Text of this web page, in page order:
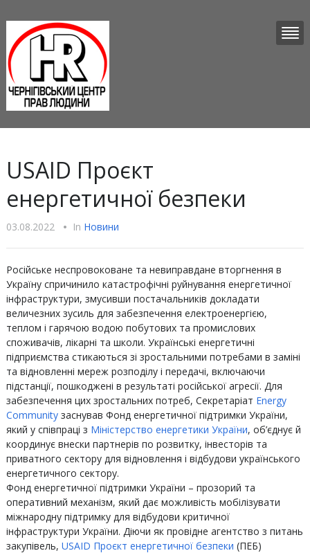
USAID Проєкт
енергетичної безпеки
03.08.2022 • In Новини
Російське неспровоковане та невиправдане вторгнення в
Україну спричинило катастрофічні руйнування енергетичної
інфраструктури, змусивши постачальників докладати
величезних зусиль для забезпечення електроенергією,
теплом і гарячою водою побутових та промислових
споживачів, лікарні та школи. Українські енергетичні
підприємства стикаються зі зростальними потребами в заміні
та відновленні мереж розподілу і передачі, включаючи
підстанції, пошкоджені в результаті російської агресії. Для
забезпечення цих зростальних потреб, Секретаріат Energy
Communityзаснував Фонд енергетичної підтримки України,
який у співпраці з Міністерство енергетики України, об’єднує й
координує внески партнерів по розвитку, інвесторів та
приватного сектору для відновлення і відбудови українського
енергетичного сектору.
Фонд енергетичної підтримки України – прозорий та
оперативний механізм, який дає можливість мобілізувати
міжнародну підтримку для відбудови критичної
інфраструктури України. Діючи як провідне агентство з питань
закупівель, USAID Проєкт енергетичної безпеки (ПЕБ)